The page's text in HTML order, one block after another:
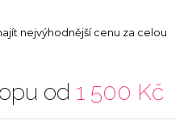
nejvýhodnější cenu za celou
od 1 500 Kč